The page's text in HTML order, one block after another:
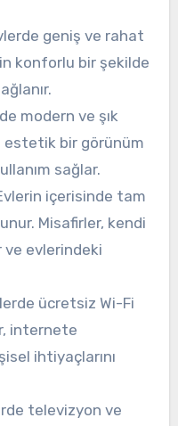
geniş ve rahat
konforlu bir şekilde
modern ve şık
estetik bir görünüm
sağlar.
içerisinde tam
Misafirler, kendi
ve evlerindeki
ücretsiz Wi-Fi
internete
ihtiyaçlarını
televizyon ve